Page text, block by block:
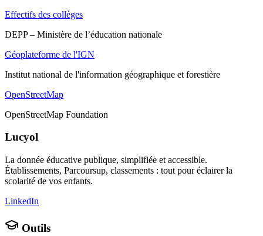
Effectifs des collèges
DEPP – Ministère de l’éducation nationale
Géoplateforme de l'IGN
Institut national de l'information géographique et forestière
OpenStreetMap
OpenStreetMap Foundation
Lucyol
La donnée éducative publique, simplifiée et accessible.
Établissements, Parcoursup, classements : tout pour éclairer la
scolarité de vos enfants.
LinkedIn
Outils